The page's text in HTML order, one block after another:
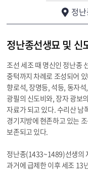
정
정난종선생묘 및 신
조선 세조 때 명신인 정난종
중턱까지 차례로 조성되어
향로석, 장명등, 석등, 동자
광필의 신도비와, 장자 광보
자료가 되고 있다. 수리산 남
경기지방에 현존하고 있는
보존되고 있다.
정난종(1433~1489)선생의
과거에 급제한 이후 세조 13